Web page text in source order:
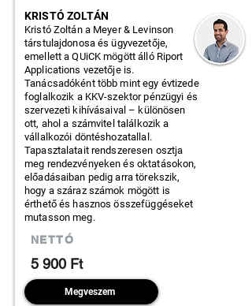
KRISTÓ ZOLTÁN
Kristó Zoltán a Meyer & Levinson
társtulajdonosa és ügyvezetője,
emellett a QUiCK mögött álló Riport
Applications vezetője is.
Tanácsadóként több mint egy évtizede
foglalkozik a KKV-szektor pénzügyi és
szervezeti kihívásaival – különösen
ott, ahol a számvitel találkozik a
vállalkozói döntéshozatallal.
Tapasztalatait rendszeresen osztja
meg rendezvényeken és oktatásokon,
előadásaiban pedig arra törekszik,
hogy a száraz számok mögött is
érthető és hasznos összefüggéseket
mutasson meg.
NETTÓ
5 900 Ft
Megveszem